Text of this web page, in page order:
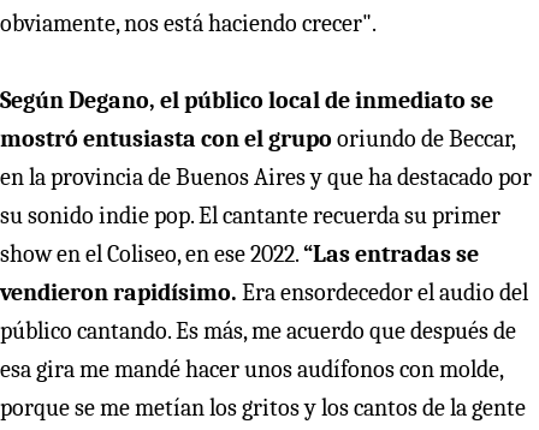
obviamente, nos está haciendo crecer".
Según Degano, el público local de inmediato se
mostró entusiasta con el grupo oriundo de Beccar,
en la provincia de Buenos Aires y que ha destacado por
su sonido indie pop. El cantante recuerda su primer
show en el Coliseo, en ese 2022.“Las entradas se
vendieron rapidísimo. Era ensordecedor el audio del
público cantando. Es más, me acuerdo que después de
esa gira me mandé hacer unos audífonos con molde,
porque se me metían los gritos y los cantos de la gente